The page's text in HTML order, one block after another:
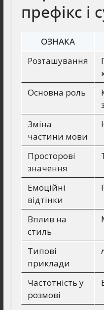
префікс і
ОЗНАКА
Розташування
Основна роль
Зміна
частини мови
Просторові
значення
Емоційні
відтінки
Вплив на
стиль
Типові
приклади
Частотність у
розмові